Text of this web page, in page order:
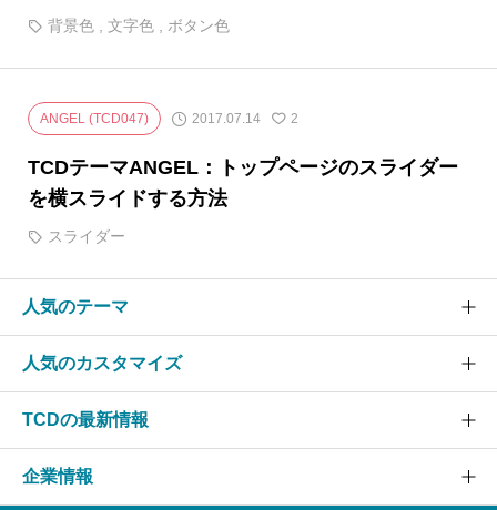
背景色 文字色 ボタン色
ANGEL (TCD047) 2017.07.14 2
TCDテーマANGEL：トップページのスライダー
を横スライドする方法
スライダー
人気のテーマ
SOLARIS
NANO
人気のカスタマイズ
グローバルメニュー
TCDの最新情報
TCDニュース
企業情報